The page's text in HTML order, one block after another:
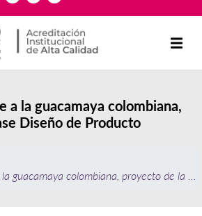
a la guacamaya colombiana,
Diseño de Producto
guacamaya colombiana, proyecto de la